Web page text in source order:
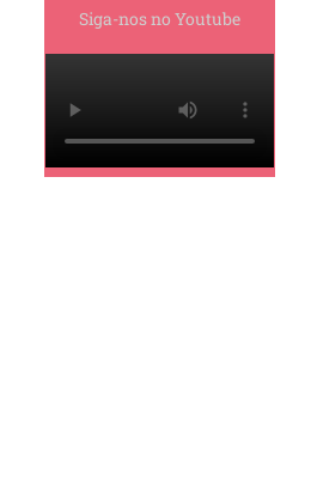
Siga-nos no Youtube